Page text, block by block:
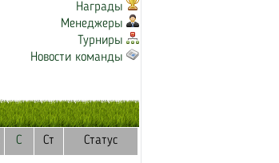
Награды
Менеджеры
Турниры
Новости команды
С Ст Статус